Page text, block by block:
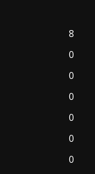
8
0
0
0
0
0
0